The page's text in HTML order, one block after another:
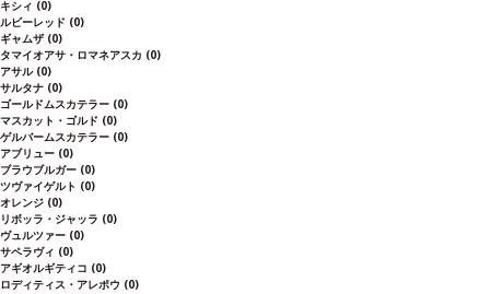
キシィ (0)
ルビーレッド (0)
ギャムザ (0)
タマイオアサ・ロマネアスカ (0)
アサル (0)
サルタナ (0)
ゴールドムスカテラー (0)
マスカット・ゴルド (0)
ゲルバームスカテラー (0)
アブリュー (0)
ブラウブルガー (0)
ツヴァイゲルト (0)
オレンジ (0)
リボッラ・ジャッラ (0)
ヴュルツァー (0)
サペラヴィ (0)
アギオルギティコ (0)
ロディティス・アレポウ (0)